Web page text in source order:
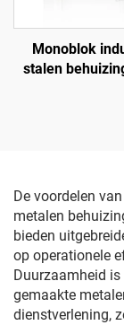
Monoblok
stalen
De voordelen
metalen
bieden
op operationele
Duurzaamheid
gemaakte
dienstverlening,